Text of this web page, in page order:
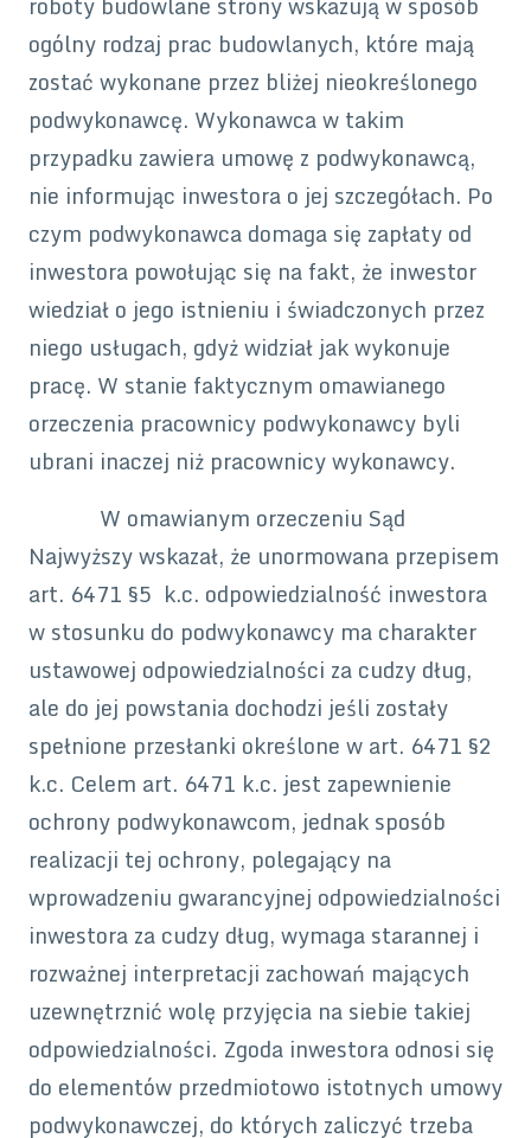
ogólny rodzaj prac budowlanych, które mają
zostać wykonane przez bliżej nieokreślonego
podwykonawcę. Wykonawca w takim
przypadku zawiera umowę z podwykonawcą,
nie informując inwestora o jej szczegółach. Po
czym podwykonawca domaga się zapłaty od
inwestora powołując się na fakt, że inwestor
wiedział o jego istnieniu i świadczonych przez
niego usługach, gdyż widział jak wykonuje
pracę. W stanie faktycznym omawianego
orzeczenia pracownicy podwykonawcy byli
ubrani inaczej niż pracownicy wykonawcy.
W omawianym orzeczeniu Sąd
Najwyższy wskazał, że unormowana przepisem
art. 6471 §5 k.c. odpowiedzialność inwestora
w stosunku do podwykonawcy ma charakter
ustawowej odpowiedzialności za cudzy dług,
ale do jej powstania dochodzi jeśli zostały
spełnione przesłanki określone w art. 6471 §2
k.c. Celem art. 6471 k.c. jest zapewnienie
ochrony podwykonawcom, jednak sposób
realizacji tej ochrony, polegający na
wprowadzeniu gwarancyjnej odpowiedzialności
inwestora za cudzy dług, wymaga starannej i
rozważnej interpretacji zachowań mających
uzewnętrznić wolę przyjęcia na siebie takiej
odpowiedzialności. Zgoda inwestora odnosi się
do elementów przedmiotowo istotnych umowy
podwykonawczej, do których zaliczyć trzeba